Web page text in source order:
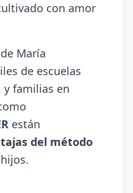
con amor
María
de escuelas
familias en
están
del método